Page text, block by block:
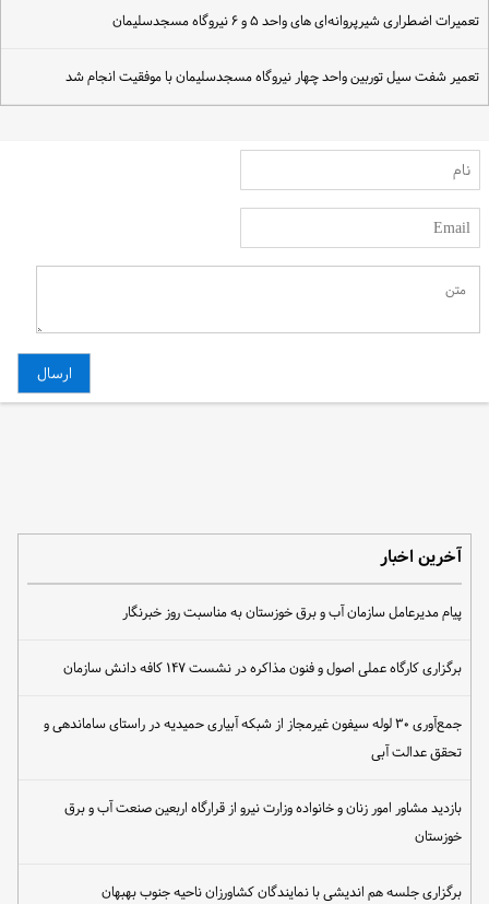
تعمیرات اضطراری شیرپروانه‌ای های واحد ۵ و ۶ نیروگاه مسجدسلیمان
تعمیر شفت سیل توربین واحد چهار نیروگاه مسجدسلیمان با موفقیت انجام شد
آخرین اخبار
پیام مدیرعامل سازمان آب و برق خوزستان به مناسبت روز خبرنگار
برگزاری کارگاه عملی اصول و فنون مذاکره در نشست ۱۴۷ کافه دانش سازمان
جمع‌آوری ۳۰ لوله سیفون غیرمجاز از شبکه آبیاری حمیدیه در راستای ساماندهی و
تحقق عدالت آبی
بازدید مشاور امور زنان و خانواده وزارت نیرو از قرارگاه اربعین صنعت آب و برق
خوزستان
برگزاری جلسه هم اندیشی با نمایندگان کشاورزان ناحیه جنوب بهبهان